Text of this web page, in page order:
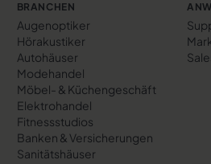
BRANCHEN
Augenoptiker
Hörakustiker
Autohäuser
Modehandel
Möbel- & Küchengeschäft
Elektrohandel
Fitnessstudios
Banken & Versicherungen
Sanitätshäuser